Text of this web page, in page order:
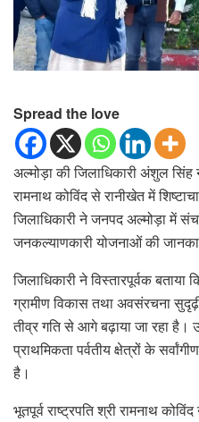
Spread the love
अल्मोड़ा की जिलाधिकारी अंशुल सिंह
रामनाथ कोविंद से रानीखेत में
जिलाधिकारी ने जनपद अल्मोड़ा में
जनकल्याणकारी योजनाओं की
जिलाधिकारी ने विस्तारपूर्वक बताया
ग्रामीण विकास तथा अवसंरचना
तीव्र गति से आगे बढ़ाया जा रहा है।
प्राथमिकता पर्वतीय क्षेत्रों के
है।
भूतपूर्व राष्ट्रपति श्री रामनाथ